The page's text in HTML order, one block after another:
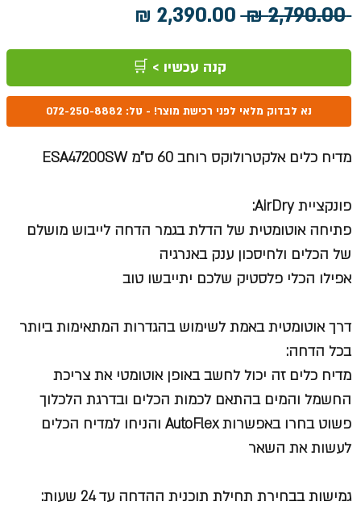
‏2,790.00 ‏₪
מחיר
רגיל
מבצע
קנה עכשיו > 🛒
נא לבדוק מלאי לפני רכישת מוצר! - טל: 072-250-8882
מדיח כלים אלקטרולוקס רוחב 60 ס"מ ESA47200SW
פונקציית AirDry:
פתיחה אוטומטית של הדלת בגמר הדחה לייבוש מושלם
של הכלים ולחיסכון ענק באנרגיה
אפילו הכלי פלסטיק שלכם יתייבשו טוב
דרך אוטומטית באמת לשימוש בהגדרות המתאימות ביותר
בכל הדחה:
מדיח כלים זה יכול לחשב באופן אוטומטי את צריכת
החשמל והמים בהתאם לכמות הכלים ובדרגת הלכלוך
פשוט בחרו באפשרות AutoFlex והניחו למדיח הכלים
לעשות את השאר
גמישות בבחירת תחילת תוכנית ההדחה עד 24 שעות: